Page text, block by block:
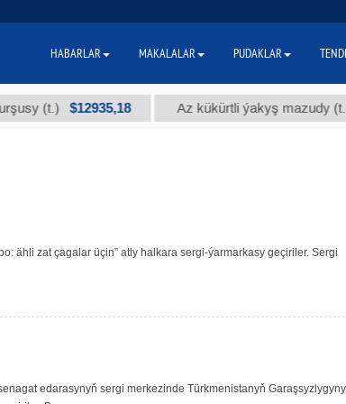
(t.) $12935,18 Az kükürtli ýakyş mazudy (t.)
ähli zat çagalar üçin” atly halkara sergi-ýarmarkasy geçiriler. Sergi
edarasynyň sergi merkezinde Türkmenistanyň
HABARLAR MAKALALAR PUDAKLAR